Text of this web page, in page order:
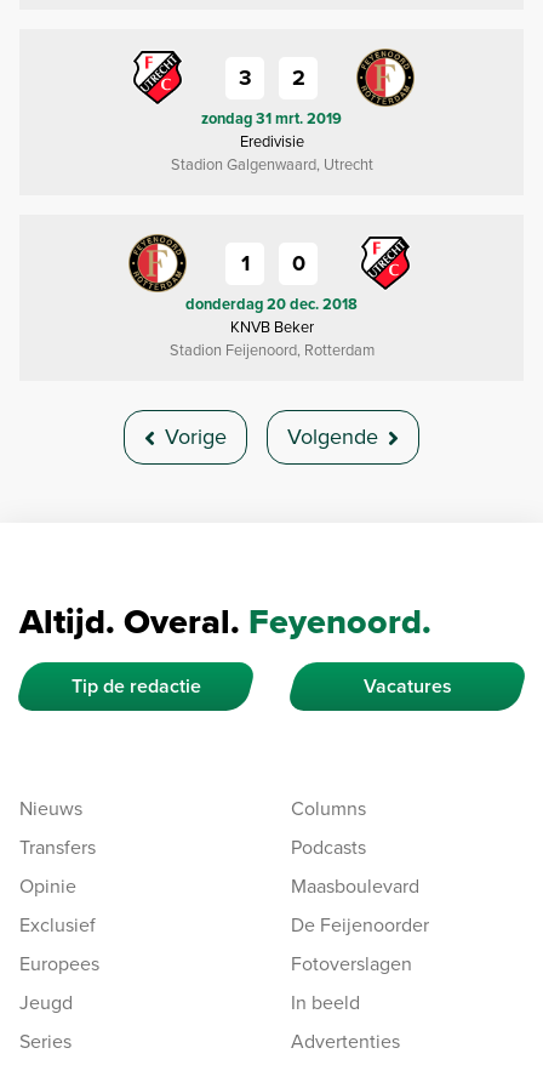
3 2
zondag 31 mrt. 2019
Eredivisie
Stadion Galgenwaard, Utrecht
1 0
donderdag 20 dec. 2018
KNVB Beker
Stadion Feijenoord, Rotterdam
Vorige Volgende
Altijd. Overal. Feyenoord.
Tip de redactie Vacatures
Nieuws
Transfers
Opinie
Exclusief
Europees
Jeugd
Series
Columns
Podcasts
Maasboulevard
De Feijenoorder
Fotoverslagen
In beeld
Advertenties